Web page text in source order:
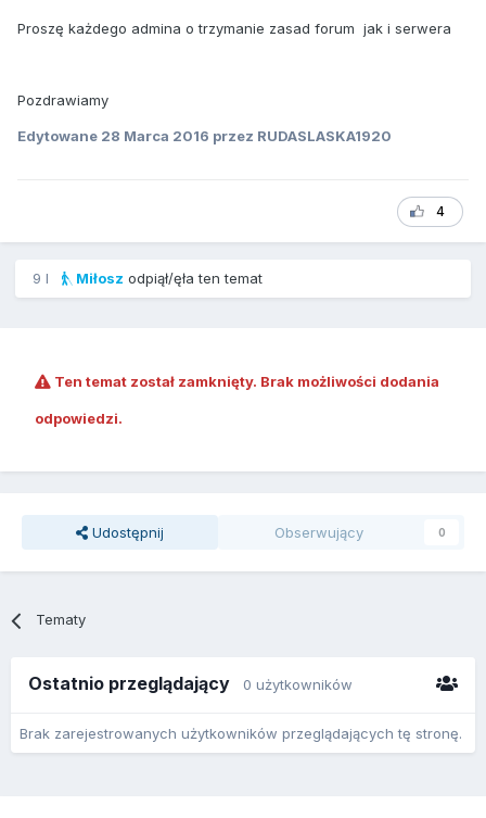
Proszę każdego admina o trzymanie zasad forum jak i serwera
Pozdrawiamy
Edytowane 28 Marca 2016 przez RUDASLASKA1920
4
9 l Miłosz odpiął/ęła ten temat
Ten temat został zamknięty. Brak możliwości dodania
odpowiedzi.
Udostępnij Obserwujący 0
Tematy
Ostatnio przeglądający 0 użytkowników
Brak zarejestrowanych użytkowników przeglądających tę stronę.